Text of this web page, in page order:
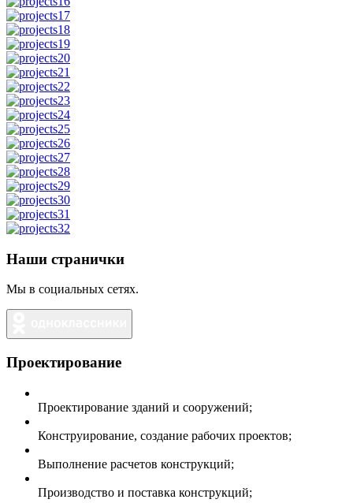
Наши странички
Мы в социальных сетях.
Проектирование
Проектирование зданий и сооружений;
Конструирование, создание рабочих проектов;
Выполнение расчетов конструкций;
Производство и поставка конструкций;